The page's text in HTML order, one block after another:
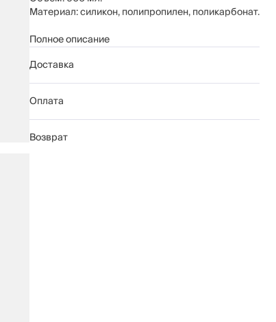
Материал: силикон, полипропилен, поликарбонат.
Рекомендуется промывать вручную с
использовать для ухода абразивные чистящие
средства и жесткие губки.
Не рекомендуется мыть в посудомоечной
машине.
Полное описание
Доставка
Оплата
Возврат